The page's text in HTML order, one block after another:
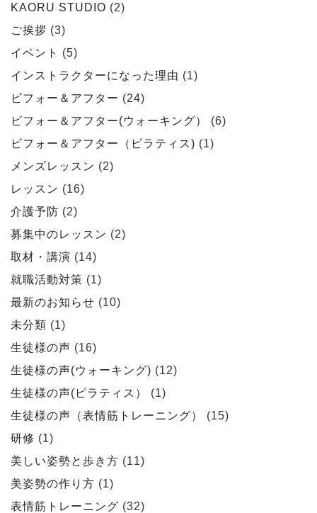
KAORU STUDIO (2)
ご挨拶 (3)
イベント
(5)
インストラクターになった理由 (1)
ビフォー＆アフター (24)
ビフォー＆アフター(ウォーキング）
(6)
ビフォー＆アフター（ピラティス) (1)
メンズレッスン (2)
レッスン (16)
介護予防 (2)
募集中のレッスン (2)
取材・講演 (14)
就職活動対策 (1)
最新のお知らせ (10)
未分類 (1)
生徒様の声 (16)
生徒様の声(ウォーキング) (12)
生徒様の声(ピラティス）
(1)
生徒様の声（表情筋トレーニング）
(15)
研修 (1)
美しい姿勢と歩き方 (11)
美姿勢の作り方 (1)
表情筋トレーニング (32)